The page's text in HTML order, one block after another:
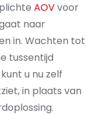
AOVvoor
naar
in. Wachten tot
tussentijd
u nu zelf
in plaats van